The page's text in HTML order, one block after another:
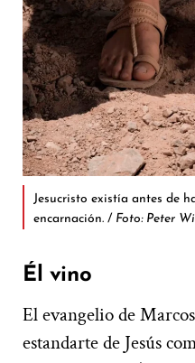
Jesucristo existía antes de
encarnación. / Foto: Peter
Él vino
El evangelio de
estandarte de Jesús